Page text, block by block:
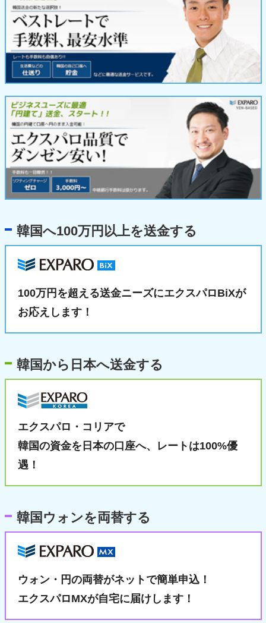
韓国へ100万円以上を送金する
100万円を超える送金ニーズにエクスパロBiXが
お応えします！
韓国から日本へ送金する
エクスパロ・コリアで
韓国の資金を日本の口座へ、
レートは100%優
遇！
韓国ウォンを両替する
ウォン・円の両替がネットで簡単申込！
エクスパロMXが自宅に届けします！